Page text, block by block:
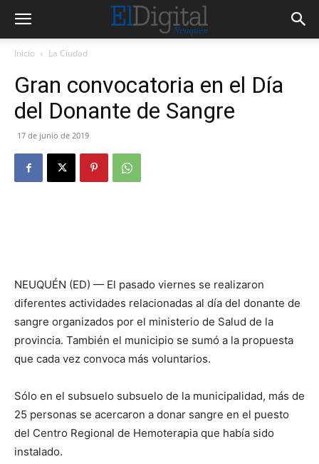
Inicio La Ciudad
Gran convocatoria en el Día
del Donante de Sangre
17 de junio de 2019
NEUQUÉN (ED) — El pasado viernes se realizaron
diferentes actividades relacionadas al día del donante de
sangre organizados por el ministerio de Salud de la
provincia. También el municipio se sumó a la propuesta
que cada vez convoca más voluntarios.
Sólo en el subsuelo subsuelo de la municipalidad, más de
25 personas se acercaron a donar sangre en el puesto
del Centro Regional de Hemoterapia que había sido
instalado.